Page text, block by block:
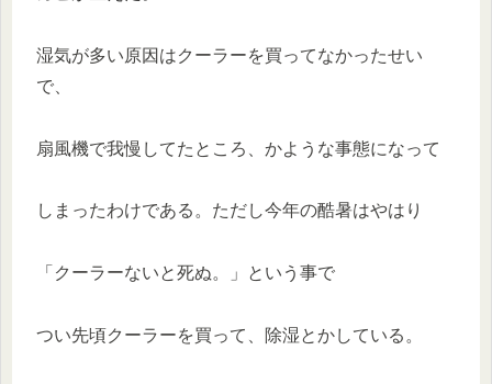
湿気が多い原因はクーラーを買ってなかったせい
で、
扇風機で我慢してたところ、かような事態になって
しまったわけである。ただし今年の酷暑はやはり
「クーラーないと死ぬ。」という事で
つい先頃クーラーを買って、除湿とかしている。